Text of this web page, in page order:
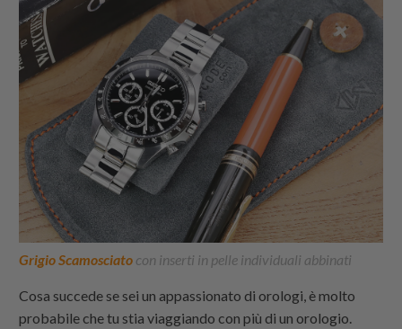
Grigio Scamosciato con inserti in pelle individuali abbinati
Cosa succede se sei un appassionato di orologi, è molto
probabile che tu stia viaggiando con più di un orologio.